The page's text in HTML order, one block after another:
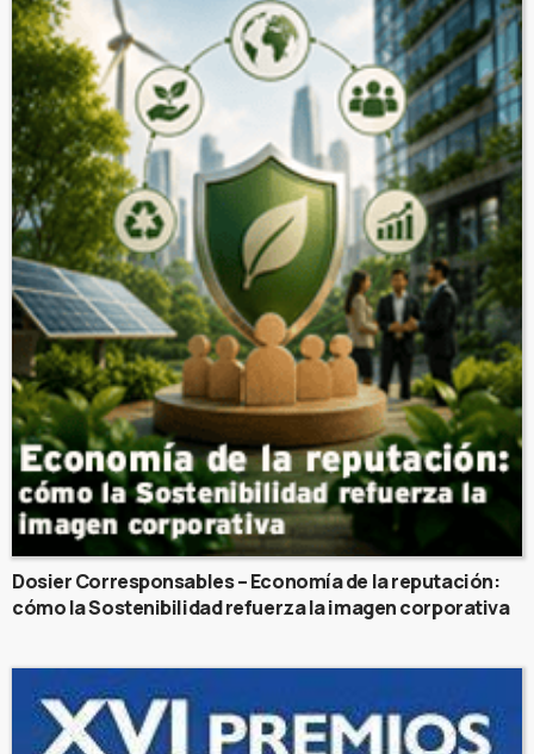
Dosier Corresponsables – Economía de la reputación:
cómo la Sostenibilidad refuerza la imagen corporativa